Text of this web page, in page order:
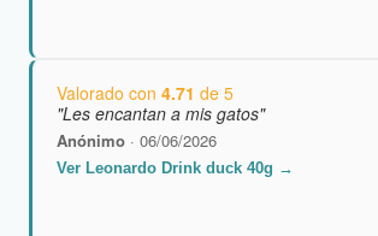
Valorado con 4.71 de 5
"Les encantan a mis gatos"
Anónimo · 06/06/2026
Ver Leonardo Drink duck 40g →